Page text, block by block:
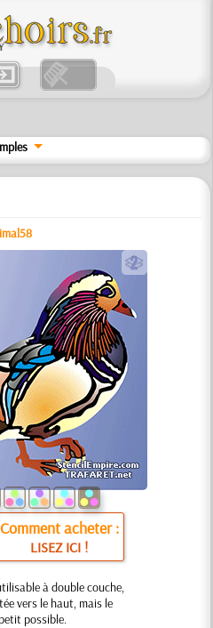
b
Comment acheter :
LISEZ ICI !
à double couche,
vers le haut, mais le
possible.